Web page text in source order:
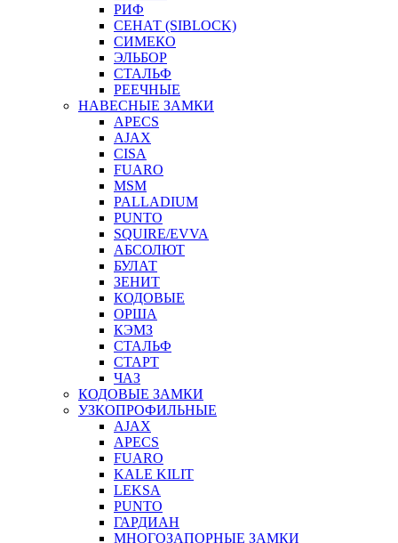
РИФ
СЕНАТ (SIBLOCK)
СИМЕКО
ЭЛЬБОР
СТАЛЬФ
РЕЕЧНЫЕ
НАВЕСНЫЕ ЗАМКИ
APECS
AJAX
CISA
FUARO
MSM
PALLADIUM
PUNTO
SQUIRE/EVVA
АБСОЛЮТ
БУЛАТ
ЗЕНИТ
КОДОВЫЕ
ОРША
КЭМЗ
СТАЛЬФ
СТАРТ
ЧАЗ
КОДОВЫЕ ЗАМКИ
УЗКОПРОФИЛЬНЫЕ
AJAX
APECS
FUARO
KALE KILIT
LEKSA
PUNTO
ГАРДИАН
МНОГОЗАПОРНЫЕ ЗАМКИ